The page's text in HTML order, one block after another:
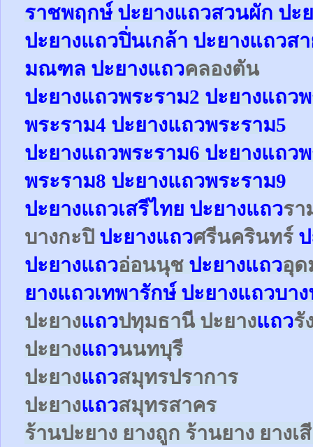
ราชพฤกษ์ ปะยางแถวสวนผัก ปะ
ปะยางแถวปิ่นเกล้า ปะยางแถวส
มณฑล ปะยางแถวคลองตัน
ปะยางแถวพระราม2 ปะยางแถว
พระราม4 ปะยางแถวพระราม5
ปะยางแถวพระราม6 ปะยางแถว
พระราม8 ปะยางแถวพระราม9
ปะยางแถวเสรีไทย ปะยางแถวร
บางกะปิ ปะยางแถวศรีนครินทร์
ปะยางแถวอ่อนนุช ปะยางแถวอุ
ยางแถวเทพารักษ์ ปะยางแถวบา
ปะยางแถวปทุมธานี ปะยางแถวรั
ปะยางแถวนนทบุรี
ปะยางแถวสมุทรปราการ
ปะยางแถวสมุทรสาคร
ร้านปะยาง ยางถูก ร้านยาง ยางเ